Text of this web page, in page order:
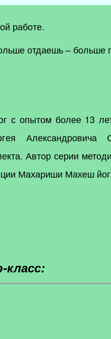
работе.
отдаешь – больше
с опытом более 13
Автор серии
Махариши Махеш
класс: